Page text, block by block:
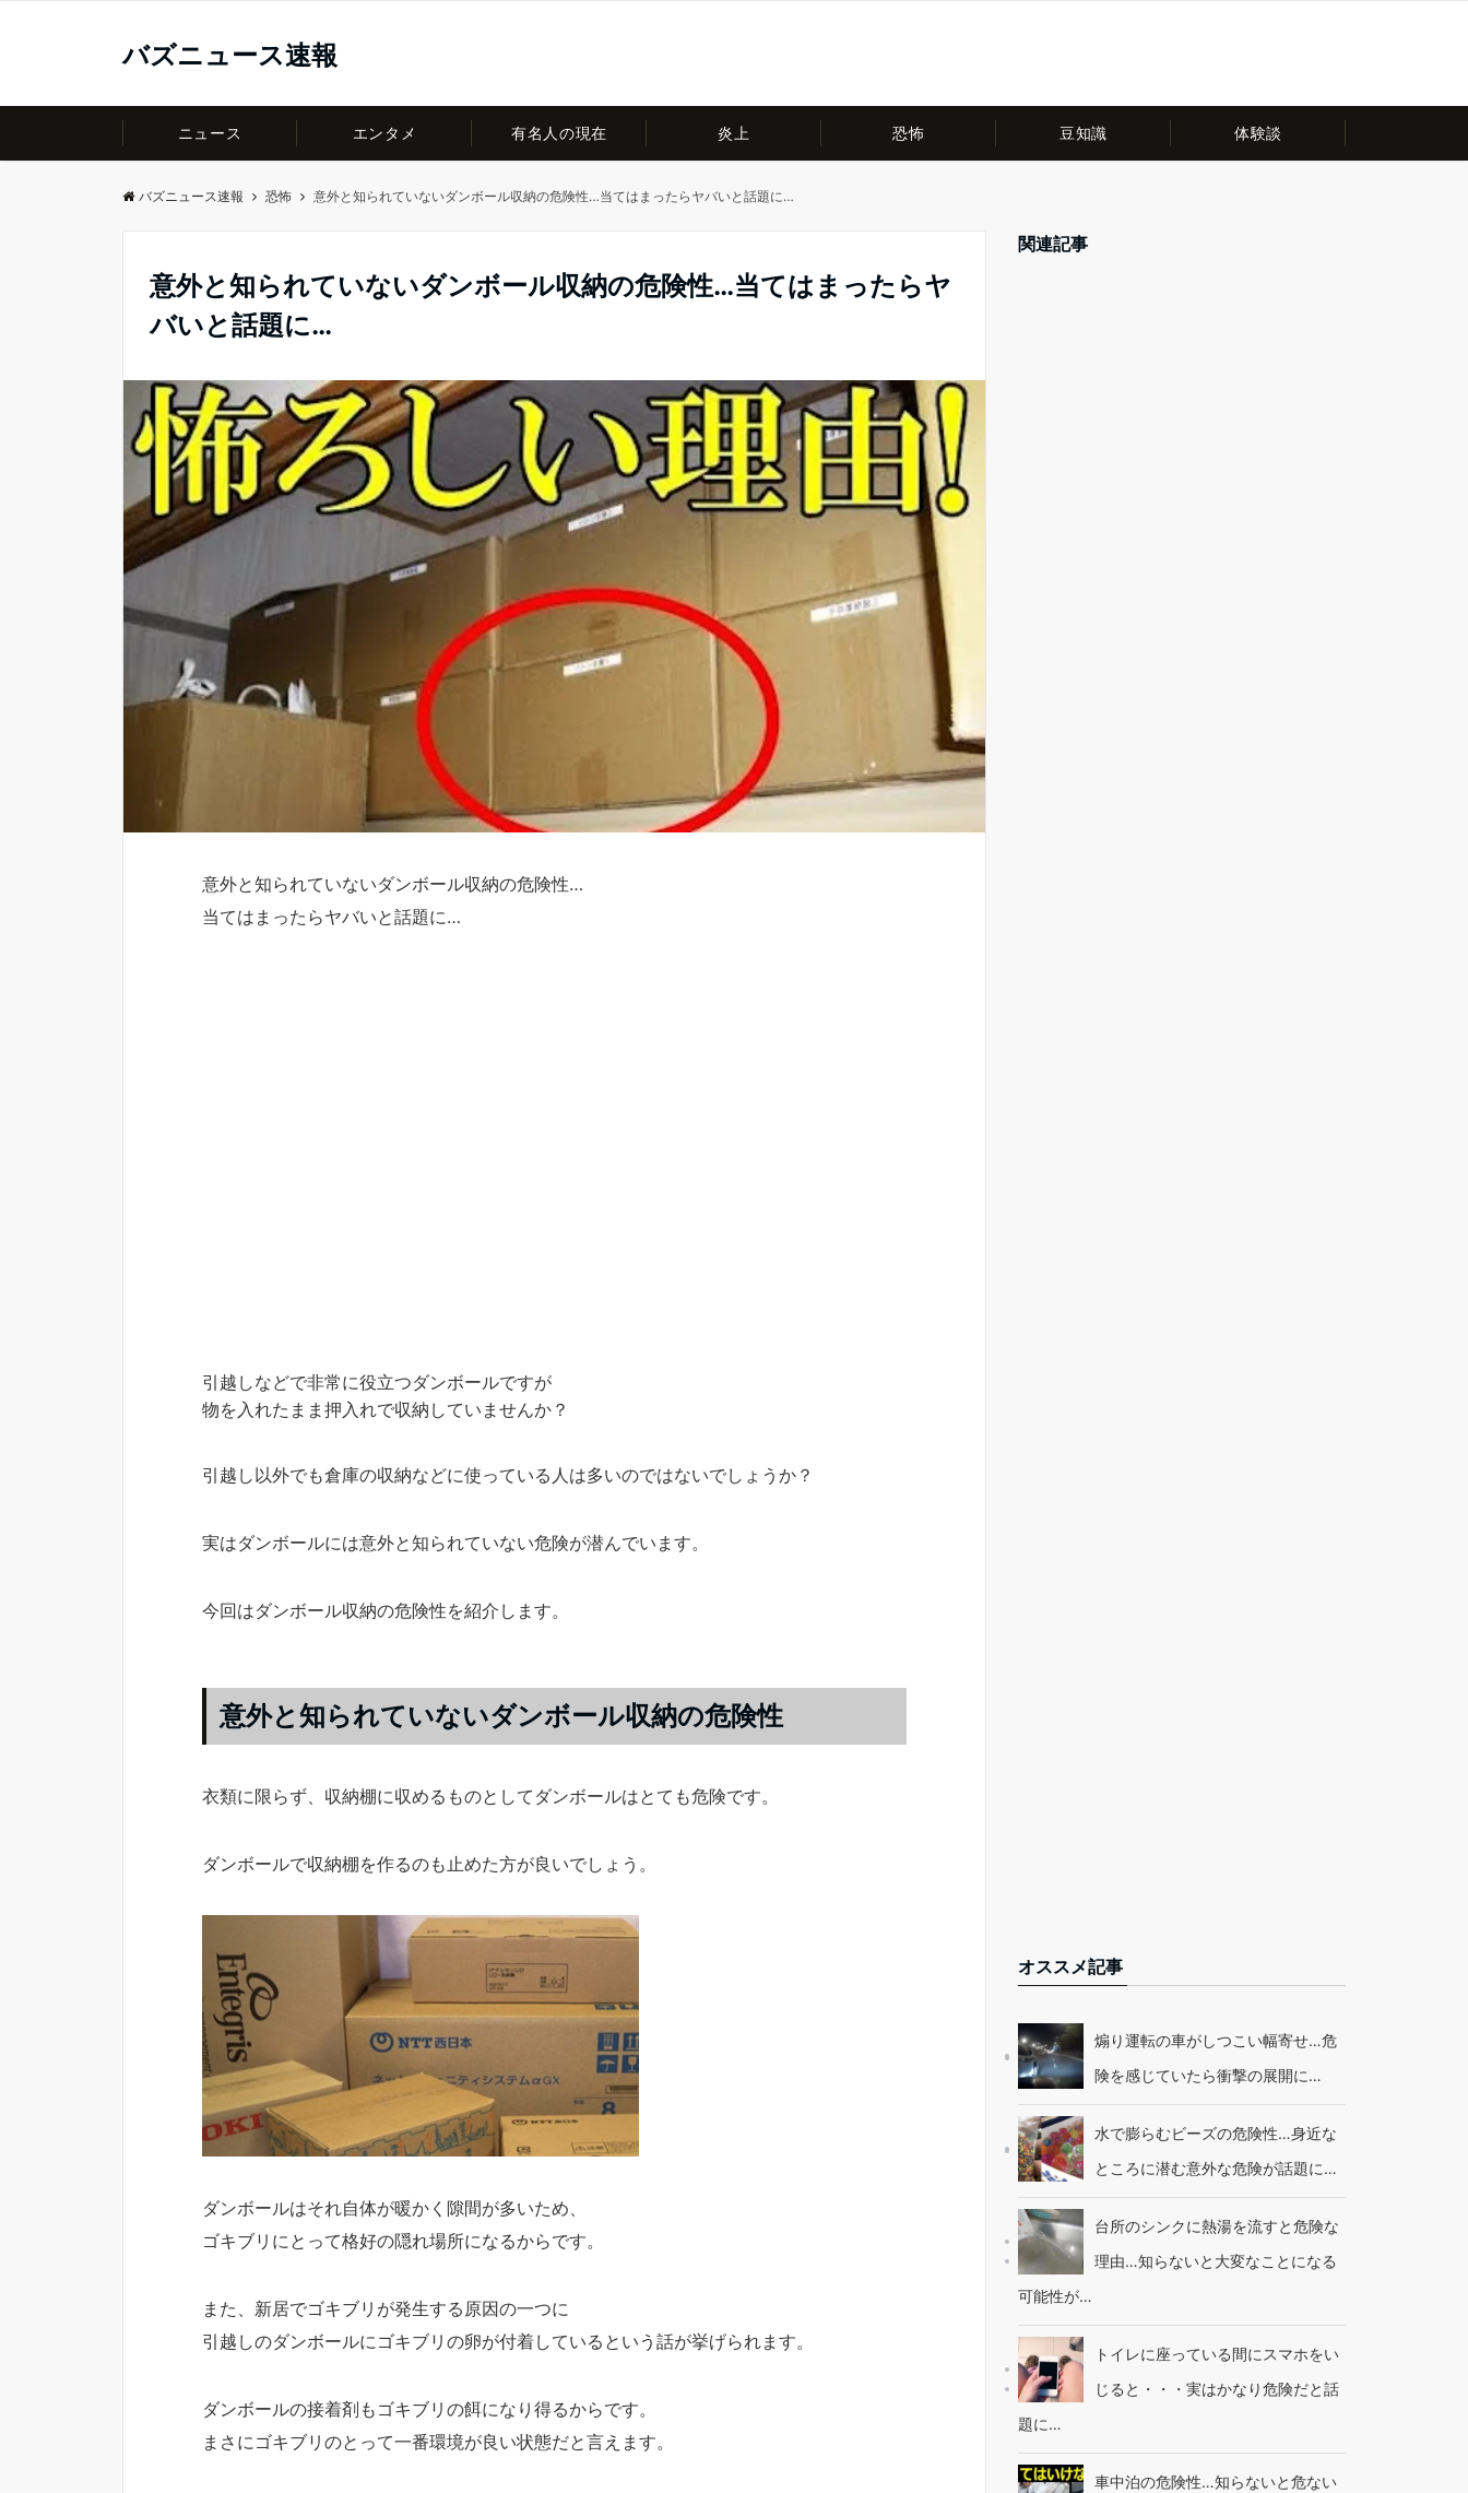
バズニュース速報
ニュース エンタメ 有名人の現在 炎上 恐怖 豆知識 体験談
バズニュース速報 恐怖 意外と知られていないダンボール収納の危険性…当てはまったらヤバいと話題に…
意外と知られていないダンボール収納の危険性…当てはまったらヤ
バいと話題に…
意外と知られていないダンボール収納の危険性…
当てはまったらヤバいと話題に…
引越しなどで非常に役立つダンボールですが
物を入れたまま押入れで収納していませんか？
引越し以外でも倉庫の収納などに使っている人は多いのではないでしょうか？
実はダンボールには意外と知られていない危険が潜んでいます。
今回はダンボール収納の危険性を紹介します。
意外と知られていないダンボール収納の危険性
衣類に限らず、収納棚に収めるものとしてダンボールはとても危険です。
ダンボールで収納棚を作るのも止めた方が良いでしょう。
ダンボールはそれ自体が暖かく隙間が多いため、
ゴキブリにとって格好の隠れ場所になるからです。
また、新居でゴキブリが発生する原因の一つに
引越しのダンボールにゴキブリの卵が付着しているという話が挙げられます。
ダンボールの接着剤もゴキブリの餌になり得るからです。
まさにゴキブリのとって一番環境が良い状態だと言えます。
関連記事
オススメ記事
煽り運転の車がしつこい幅寄せ…危
険を感じていたら衝撃の展開に…
水で膨らむビーズの危険性…身近な
ところに潜む意外な危険が話題に…
台所のシンクに熱湯を流すと危険な
理由…知らないと大変なことになる
可能性が…
トイレに座っている間にスマホをい
じると・・・実はかなり危険だと話
題に…
車中泊の危険性…知らないと危ない